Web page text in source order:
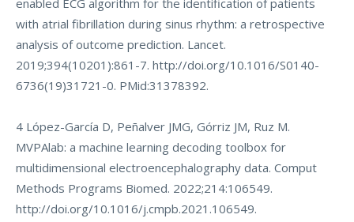
enabled ECG algorithm for the identification of patients
with atrial fibrillation during sinus rhythm: a retrospective
analysis of outcome prediction. Lancet.
2019;394(10201):861-7. http://doi.org/10.1016/S0140-
6736(19)31721-0. PMid:31378392.
4 López-García D, Peñalver JMG, Górriz JM, Ruz M.
MVPAlab: a machine learning decoding toolbox for
multidimensional electroencephalography data. Comput
Methods Programs Biomed. 2022;214:106549.
http://doi.org/10.1016/j.cmpb.2021.106549.